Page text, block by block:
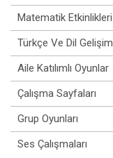
Matematik Etkinlikleri
Türkçe Ve Dil Gelişim
Aile Katılımlı Oyunlar
Çalışma Sayfaları
Grup Oyunları
Ses Çalışmaları